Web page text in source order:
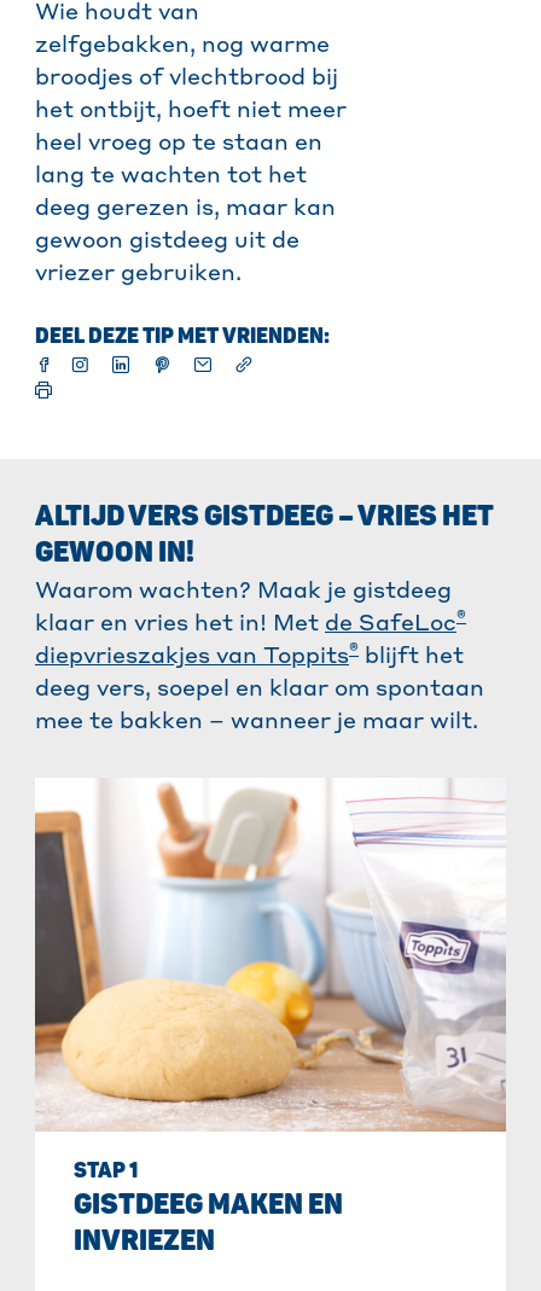
Wie houdt van
zelfgebakken, nog warme
broodjes of vlechtbrood bij
het ontbijt, hoeft niet meer
heel vroeg op te staan en
lang te wachten tot het
deeg gerezen is, maar kan
gewoon gistdeeg uit de
vriezer gebruiken.
DEEL DEZE TIP MET VRIENDEN:
ALTIJD VERS GISTDEEG – VRIES HET
GEWOON IN!
Waarom wachten? Maak je gistdeeg
klaar en vries het in! Met de SafeLoc®
diepvrieszakjes van Toppits®
blijft het
deeg vers, soepel en klaar om spontaan
mee te bakken – wanneer je maar wilt.
STAP 1
GISTDEEG MAKEN EN
INVRIEZEN